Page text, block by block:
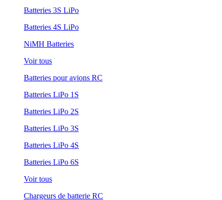
Batteries 3S LiPo
Batteries 4S LiPo
NiMH Batteries
Voir tous
Batteries pour avions RC
Batteries LiPo 1S
Batteries LiPo 2S
Batteries LiPo 3S
Batteries LiPo 4S
Batteries LiPo 6S
Voir tous
Chargeurs de batterie RC